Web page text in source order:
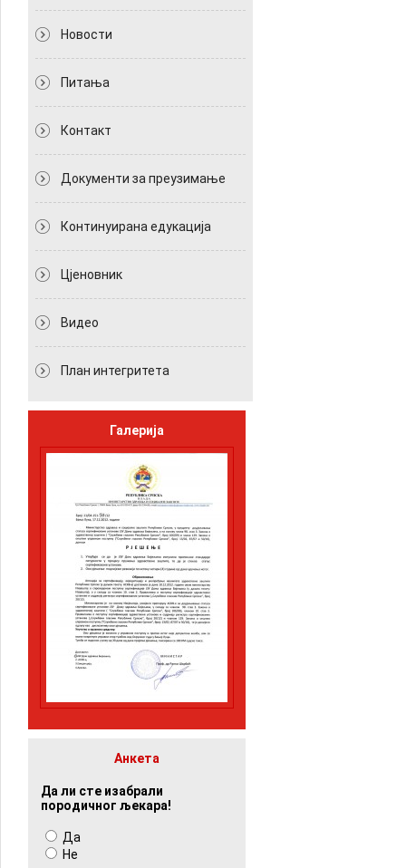
Новости
Питања
Контакт
Документи за преузимање
Континуирана едукација
Цјеновник
Видео
План интегритета
Галерија
Анкета
Да ли сте изабрали
породичног љекара!
Да
Не